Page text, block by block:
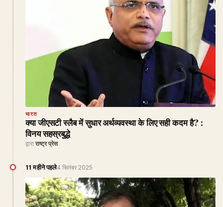
भारत
क्या जीएसटी स्लैब में सुधार अर्थव्यवस्था के लिए सही कदम है? :
विनय सहस्रबुद्धे
द्वारा राष्ट्र प्रेस
11 महीने पहले4 सितंबर 2025